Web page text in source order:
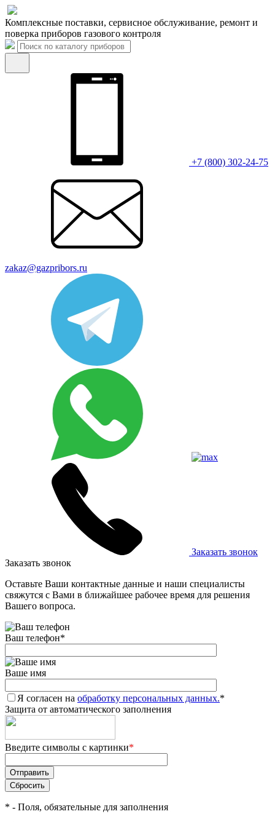
Комплексные поставки, сервисное обслуживание, ремонт и
поверка приборов газового контроля
+7 (800) 302-24-75
zakaz@gazpribors.ru
Заказать звонок
Заказать звонок
Оставьте Ваши контактные данные и наши специалисты
свяжутся с Вами в ближайшее рабочее время для решения
Вашего вопроса.
Ваш телефон*
Ваше имя
Я согласен на обработку персональных данных.*
Защита от автоматического заполнения
Введите символы с картинки*
* - Поля, обязательные для заполнения